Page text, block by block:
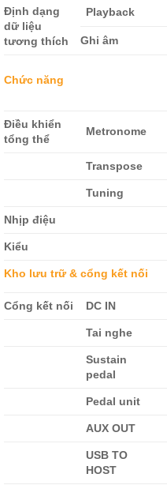
Định dạng
dữ liệu
tương thích
Playback
Ghi âm
Chức năng
Điều khiển
tổng thể
Metronome
Transpose
Tuning
Nhịp điệu
Kiểu
Kho lưu trữ & cổng kết nối
Cổng kết nối DC IN
Tai nghe
Sustain
pedal
Pedal unit
AUX OUT
USB TO
HOST